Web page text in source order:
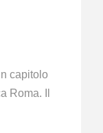
capitolo
Roma. Il